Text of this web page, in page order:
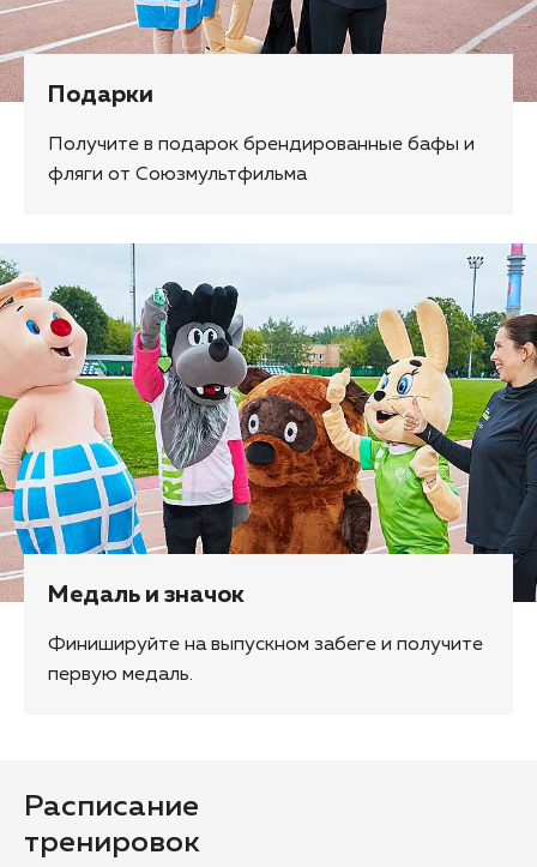
Подарки
Получите в подарок брендированные бафы и
фляги от Союзмультфильма
Медаль и значок
Финишируйте на выпускном забеге и получите
первую медаль.
Расписание
тренировок